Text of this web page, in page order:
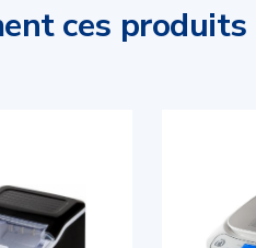
ces produits